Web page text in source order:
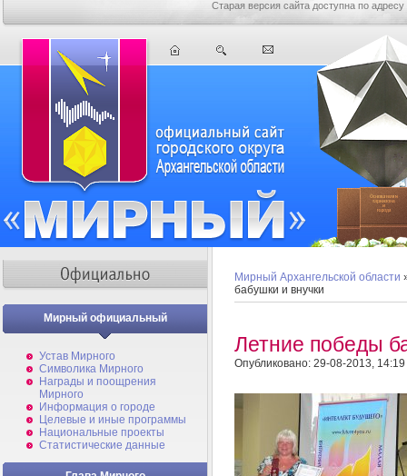
Старая версия сайта доступна по адресу
Мирный официальный
Устав Мирного
Символика Мирного
Награды и поощрения
Мирного
Информация о городе
Целевые и иные программы
Национальные проекты
Статистические данные
Мирный Архангельской области
бабушки и внучки
Летние победы
Опубликовано: 29-08-2013, 14:19